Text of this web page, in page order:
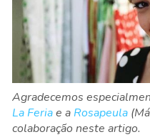
Agradecemos
La Feriae a Rosapeula
colaboração neste artigo.